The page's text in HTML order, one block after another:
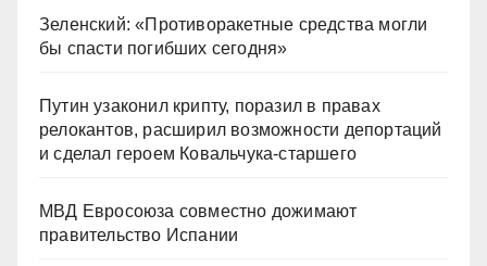
Зеленский: «Противоракетные средства могли
бы спасти погибших сегодня»
Путин узаконил крипту, поразил в правах
релокантов, расширил возможности депортаций
и сделал героем Ковальчука-старшего
МВД Евросоюза совместно дожимают
правительство Испании